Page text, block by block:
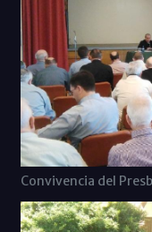
Convivencia del